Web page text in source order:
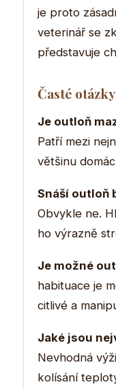
je proto
veterinář se
představuje
Časté
Je outloň
Patří mezi
většinu
Snáší outloň
Obvykle ne.
ho výrazně
Je možné
habituace je
citlivé a
Jaké jsou
Nevhodná
kolísání